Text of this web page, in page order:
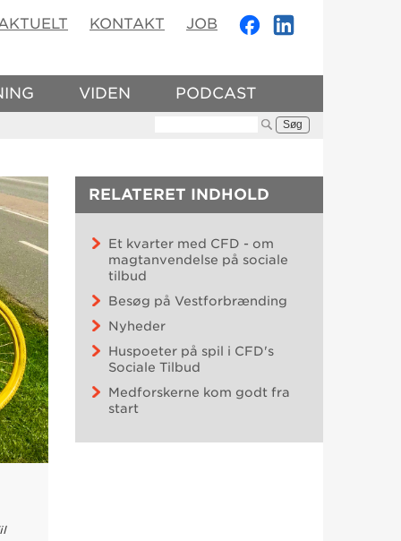
KONTAKT JOB
VIDEN PODCAST
RELATERET INDHOLD
Et kvarter med CFD - om
magtanvendelse på sociale
tilbud
Besøg på Vestforbrænding
Nyheder
Huspoeter på spil i CFD's
Sociale Tilbud
Medforskerne kom godt fra
start